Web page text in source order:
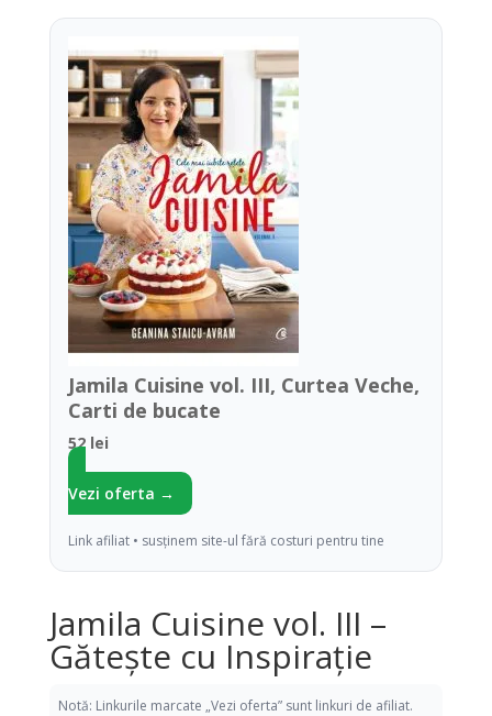
Jamila Cuisine vol. III, Curtea Veche,
Carti de bucate
52 lei
Vezi oferta →
Link afiliat • susținem site-ul fără costuri pentru tine
Jamila Cuisine vol. III –
Gătește cu Inspirație
Notă: Linkurile marcate „Vezi oferta” sunt linkuri de afiliat.